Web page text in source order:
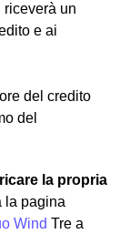
riceverà un
e ai
del credito
del
la propria
la pagina
Wind Tre a